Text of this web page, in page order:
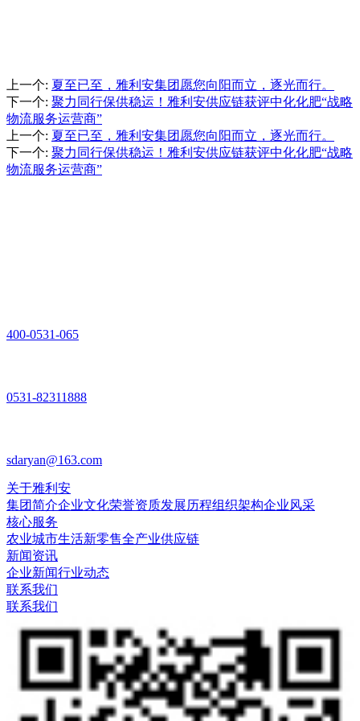
上一个: 夏至已至，雅利安集团愿您向阳而立，逐光而行。
下一个: 聚力同行保供稳运！雅利安供应链获评中化化肥“战略
物流服务运营商”
上一个: 夏至已至，雅利安集团愿您向阳而立，逐光而行。
下一个: 聚力同行保供稳运！雅利安供应链获评中化化肥“战略
物流服务运营商”
400-0531-065
0531-82311888
sdaryan@163.com
关于雅利安
集团简介企业文化荣誉资质发展历程组织架构企业风采
核心服务
农业城市生活新零售全产业供应链
新闻资讯
企业新闻行业动态
联系我们
联系我们